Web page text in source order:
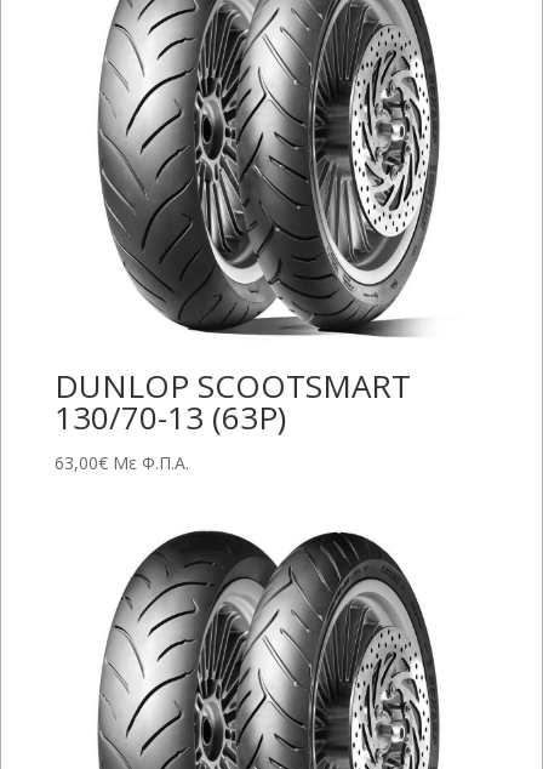
DUNLOP SCOOTSMART
130/70-13 (63P)
63,00€ Με Φ.Π.Α.